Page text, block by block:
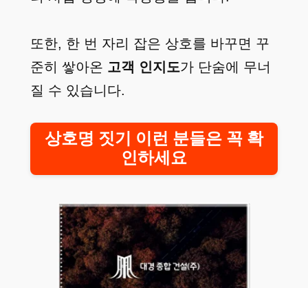
또한, 한 번 자리 잡은 상호를 바꾸면 꾸
준히 쌓아온 고객 인지도가 단숨에 무너
질 수 있습니다.
상호명 짓기 이런 분들은 꼭 확
인하세요